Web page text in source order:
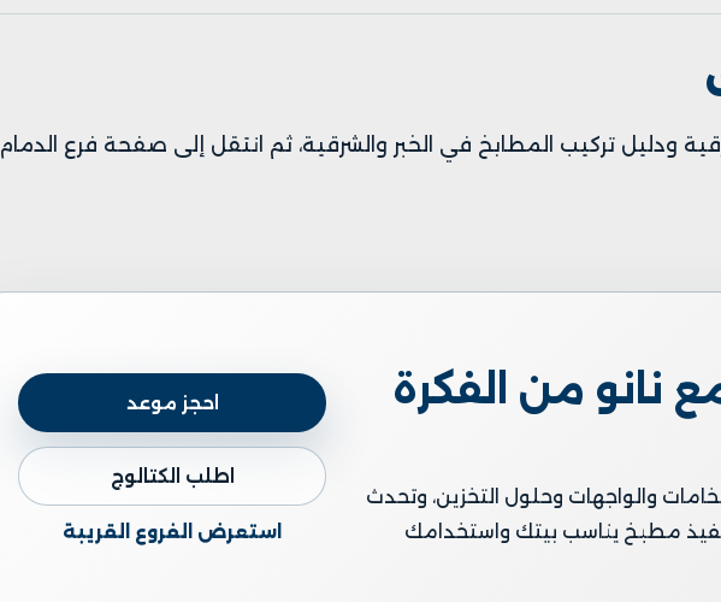
ودليل تركيب المطابخ في الخبر والشرقية، ثم انتقل إلى صفحة فرع الدمام
نانو من الفكرة
والواجهات وحلول التخزين، وتحدث
مطبخ يناسب بيتك واستخدامك
احجز موعد
اطلب الكتالوج
استعرض الفروع القريبة